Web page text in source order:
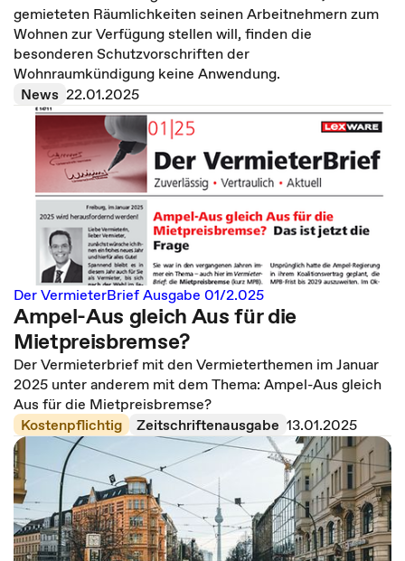
gemieteten Räumlichkeiten seinen Arbeitnehmern zum
Wohnen zur Verfügung stellen will, finden die
besonderen Schutzvorschriften der
Wohnraumkündigung keine Anwendung.
News 22.01.2025
Der VermieterBrief Ausgabe 01/2.025
Ampel-Aus gleich Aus für die
Mietpreisbremse?
Der Vermieterbrief mit den Vermieterthemen im Januar
2025 unter anderem mit dem Thema: Ampel-Aus gleich
Aus für die Mietpreisbremse?
Kostenpflichtig
Zeitschriftenausgabe 13.01.2025